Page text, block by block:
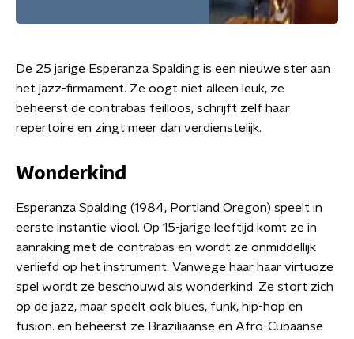
De 25 jarige Esperanza Spalding is een nieuwe ster aan
het jazz-firmament. Ze oogt niet alleen leuk, ze
beheerst de contrabas feilloos, schrijft zelf haar
repertoire en zingt meer dan verdienstelijk.
Wonderkind
Esperanza Spalding (1984, Portland Oregon) speelt in
eerste instantie viool. Op 15-jarige leeftijd komt ze in
aanraking met de contrabas en wordt ze onmiddellijk
verliefd op het instrument. Vanwege haar haar virtuoze
spel wordt ze beschouwd als wonderkind. Ze stort zich
op de jazz, maar speelt ook blues, funk, hip-hop en
fusion. en beheerst ze Braziliaanse en Afro-Cubaanse